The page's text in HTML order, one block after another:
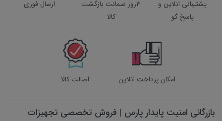
پشتیبانی انلاین و
پاسخ گو
3روز ضمانت بازگشت
کالا
ارسال فوری
امکان پرداخت انلاین اصالت کالا
بازرگانی امنیت پایدار پارس | فروش تخصصی تجهیزات